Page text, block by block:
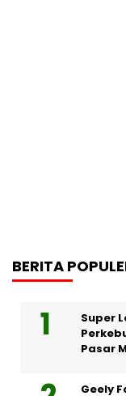
BERITA
Super
Pasar
Geely